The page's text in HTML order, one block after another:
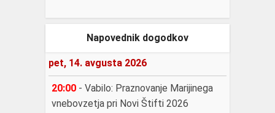
Napovednik dogodkov
pet, 14. avgusta 2026
20:00 - Vabilo: Praznovanje Marijinega
vnebovzetja pri Novi Štifti 2026